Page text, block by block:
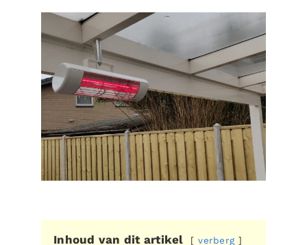
Inhoud van dit artikel verberg